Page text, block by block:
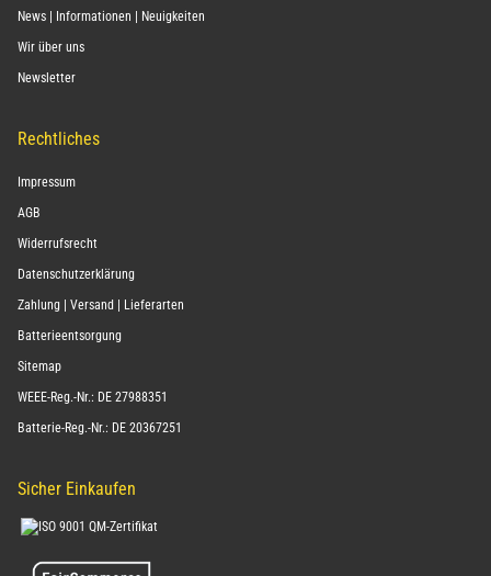
News | Informationen | Neuigkeiten
Wir über uns
Newsletter
Rechtliches
Impressum
AGB
Widerrufsrecht
Datenschutzerklärung
Zahlung | Versand | Lieferarten
Batterieentsorgung
Sitemap
WEEE-Reg.-Nr.: DE 27988351
Batterie-Reg.-Nr.: DE 20367251
Sicher Einkaufen